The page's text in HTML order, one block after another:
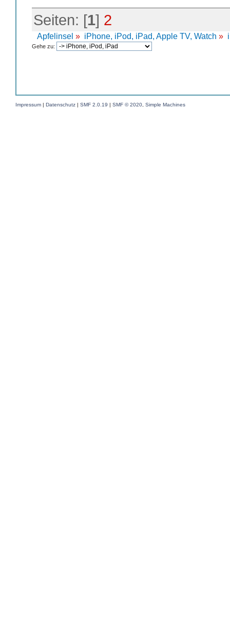
Seiten: [1] 2
Apfelinsel » iPhone, iPod, iPad, Apple TV, Watch »
Gehe zu:
Impressum | Datenschutz | SMF 2.0.19 | SMF © 2020, Simple Machines